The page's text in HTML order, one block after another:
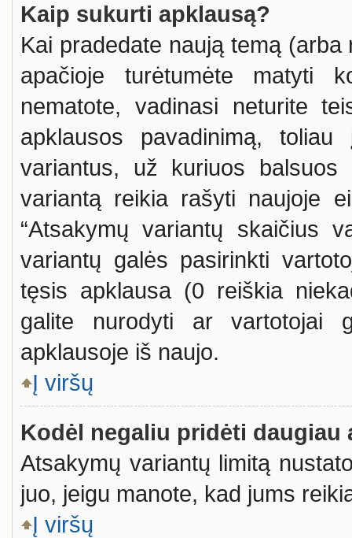
Kaip sukurti apklausą?
Kai pradedate naują temą
apačioje turėtumėte matyti
nematote, vadinasi neturite
apklausos pavadinimą,
variantus, už kuriuos balsuos
variantą reikia rašyti naujoje
“Atsakymų variantų skaičius
variantų galės pasirinkti
tęsis apklausa (0 reiškia
galite nurodyti ar vartotojai
apklausoje iš naujo.
Į viršų
Kodėl negaliu pridėti
Atsakymų variantų limitą
juo, jeigu manote, kad jums
Į viršų